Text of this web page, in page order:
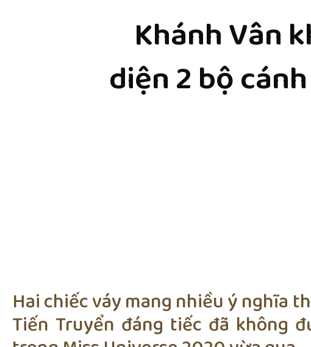
Khánh Vân
diện 2 bộ
Hai chiếc váy mang nhiều ý nghĩa
Tiến Truyển đáng tiếc đã không